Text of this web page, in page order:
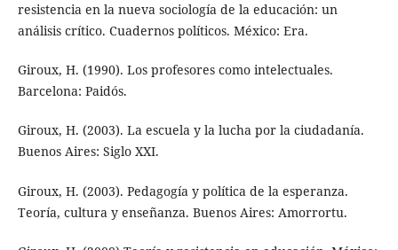
resistencia en la nueva sociología de la educación: un
análisis crítico. Cuadernos políticos. México: Era.
Giroux, H. (1990). Los profesores como intelectuales.
Barcelona: Paidós.
Giroux, H. (2003). La escuela y la lucha por la ciudadanía.
Buenos Aires: Siglo XXI.
Giroux, H. (2003). Pedagogía y política de la esperanza.
Teoría, cultura y enseñanza. Buenos Aires: Amorrortu.